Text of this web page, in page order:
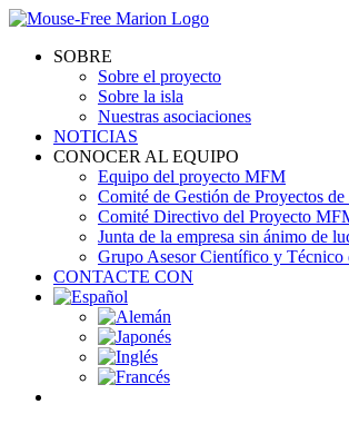
Skip
contentSOBRE
Sobre el proyecto
Sobre la isla
Nuestras asociaciones
NOTICIAS
CONOCER AL EQUIPO
Equipo del proyecto MFM
Comité de Gestión de Proyectos
Comité Directivo del Proyecto
Junta de la empresa sin ánimo de
Grupo Asesor Científico y
CONTACTE CON